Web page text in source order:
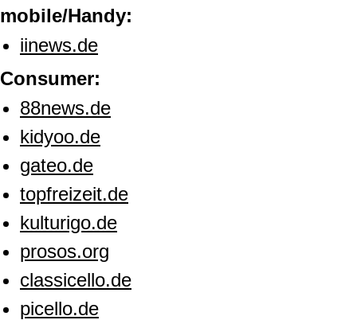
mobile/Handy:
iinews.de
Consumer:
88news.de
kidyoo.de
gateo.de
topfreizeit.de
kulturigo.de
prosos.org
classicello.de
picello.de